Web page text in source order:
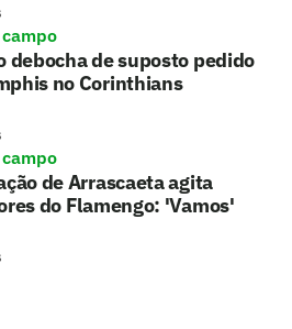
debocha de suposto pedido
no Corinthians
de Arrascaeta agita
do Flamengo: 'Vamos'